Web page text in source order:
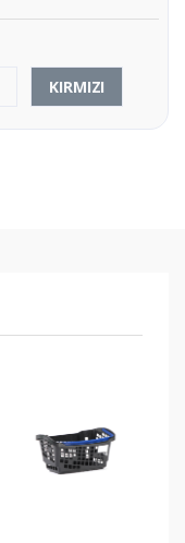
KIRMIZI